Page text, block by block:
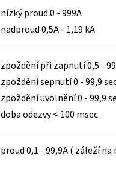
nízký proud 0 - 999A
nadproud 0,5A - 1,19 kA
zpoždění při zapnutí 0,5 -
zpoždění sepnutí 0 - 99,9
zpoždění uvolnění 0 - 99,9
doba odezvy < 100 msec
proud 0,1 - 99,9A ( záleží na